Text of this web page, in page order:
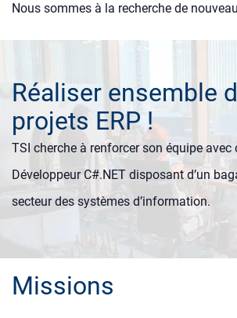
Nous sommes à la recherche de
Réaliser ensemble
projets ERP !
TSI cherche à renforcer son équipe avec
Développeur C#.NET disposant d’un
secteur des systèmes d’information.
Missions